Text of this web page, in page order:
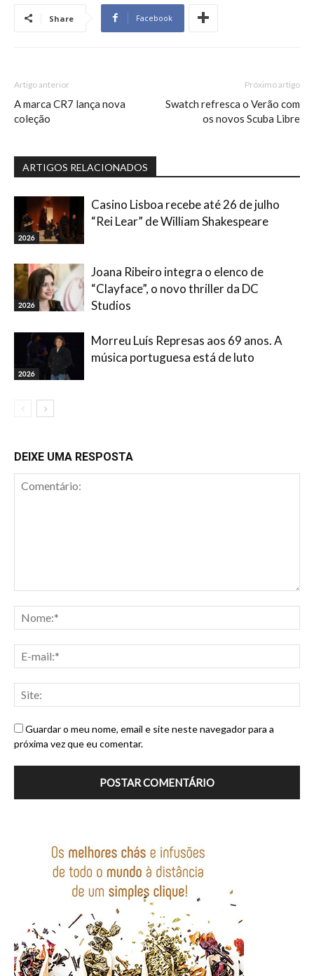
Share Facebook
Artigo anterior
A marca CR7 lança nova
coleção
Próximo artigo
Swatch refresca o Verão com
os novos Scuba Libre
ARTIGOS RELACIONADOS
2026
Casino Lisboa recebe até 26 de julho
“Rei Lear” de William Shakespeare
2026
Joana Ribeiro integra o elenco de
“Clayface”, o novo thriller da DC
Studios
2026
Morreu Luís Represas aos 69 anos. A
música portuguesa está de luto
DEIXE UMA RESPOSTA
Guardar o meu nome, email e site neste navegador para a
próxima vez que eu comentar.